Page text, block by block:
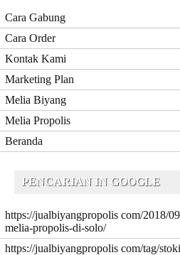
Cara Gabung
Cara Order
Kontak Kami
Marketing Plan
Melia Biyang
Melia Propolis
Beranda
PENCARIAN IN GOOGLE
https://jualbiyangpropolis com/2018/
melia-propolis-di-solo/
https://jualbiyangpropolis com/tag/